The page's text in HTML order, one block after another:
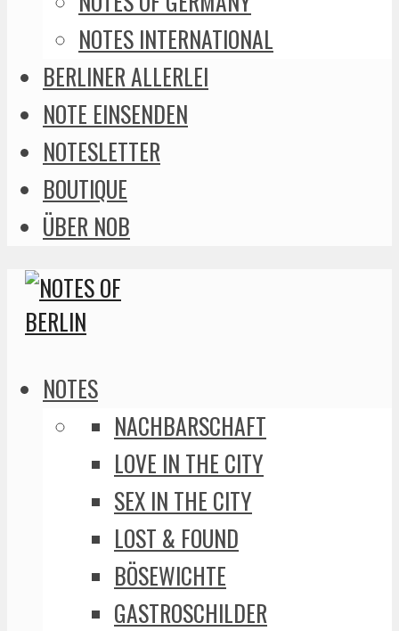
NOTES INTERNATIONAL
BERLINER ALLERLEI
NOTE EINSENDEN
NOTESLETTER
BOUTIQUE
ÜBER NOB
NOTES
NACHBARSCHAFT
LOVE IN THE CITY
SEX IN THE CITY
LOST & FOUND
BÖSEWICHTE
GASTROSCHILDER